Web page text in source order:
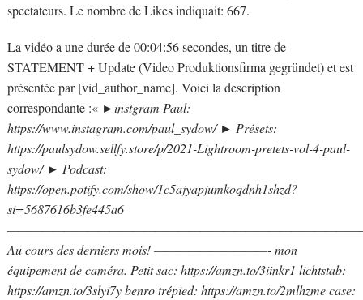
spectateurs. Le nombre de Likes indiquait: 667.
La vidéo a une durée de 00:04:56 secondes, un titre de
STATEMENT + Update (Video Produktionsfirma gegründet) et est
présentée par [vid_author_name]. Voici la description
correspondante :«►instgram Paul:
https://www.instagram.com/paul_sydow/ ► Présets:
https://paulsydow.sellfy.store/p/2021-Lightroom-pretets-vol-4-paul-
sydow/ ► Podcast:
https://open.potify.com/show/1c5ajyapjumkoqdnh1shzd?
si=5687616b3fe445a6
Au cours des derniers mois! ——————————- mon
équipement de caméra. Petit sac: https://amzn.to/3iinkr1 lichtstab:
https://amzn.to/3slyi7y benro trépied: https://amzn.to/2mlhzme case: